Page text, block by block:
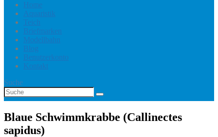
Home
Aquaristik
Teich
Briefmarken
Modellbahn
Blog
Benutzerkonto
Kontakt
Suche
Blaue Schwimmkrabbe (Callinectes
sapidus)